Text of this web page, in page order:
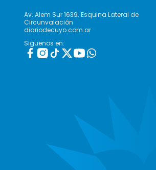
Av. Alem Sur 1639. Esquina Lateral de
Circunvalación
diariodecuyo.com.ar
Siguenos en: